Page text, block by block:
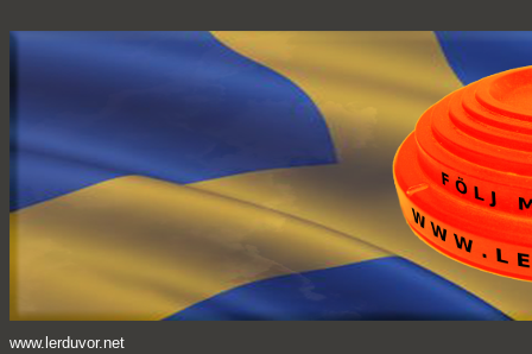
www.lerduvor.net